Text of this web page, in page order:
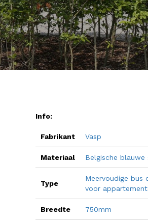
Info:
Fabrikant Vasp
Materiaal Belgische blauwe
Type
Meervoudige bus
voor
Breedte 750mm